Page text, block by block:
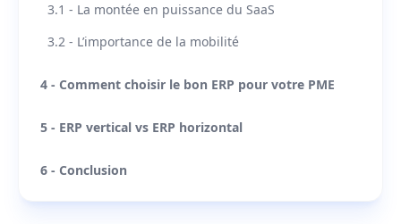
3.1 - La montée en puissance du SaaS
3.2 - L’importance de la mobilité
4 - Comment choisir le bon ERP pour votre PME
5 - ERP vertical vs ERP horizontal
6 - Conclusion